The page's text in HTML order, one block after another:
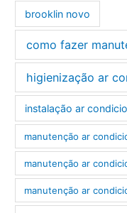
brooklin novo
como fazer
higienização ar
instalação ar
manutenção ar
manutenção ar
manutenção ar